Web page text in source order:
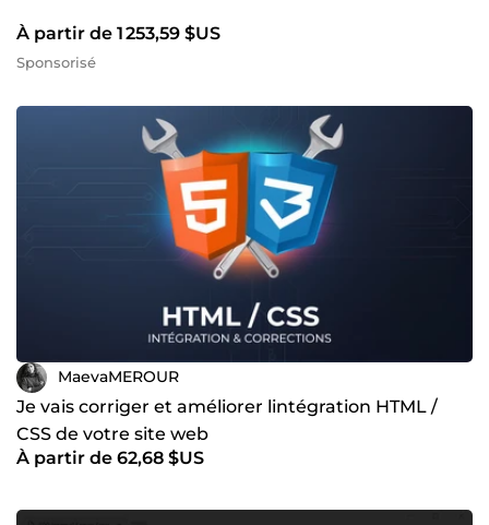
À partir de 1 253,59 $US
Sponsorisé
MaevaMEROUR
Je vais corriger et améliorer lintégration HTML /
CSS de votre site web
À partir de 62,68 $US